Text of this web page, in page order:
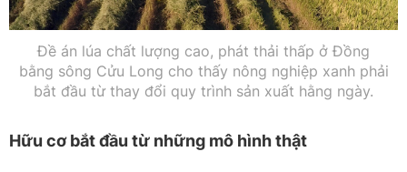
Đề án lúa chất lượng cao, phát thải thấp ở Đồng
bằng sông Cửu Long cho thấy nông nghiệp xanh phải
bắt đầu từ thay đổi quy trình sản xuất hằng ngày.
Hữu cơ bắt đầu từ những mô hình thật